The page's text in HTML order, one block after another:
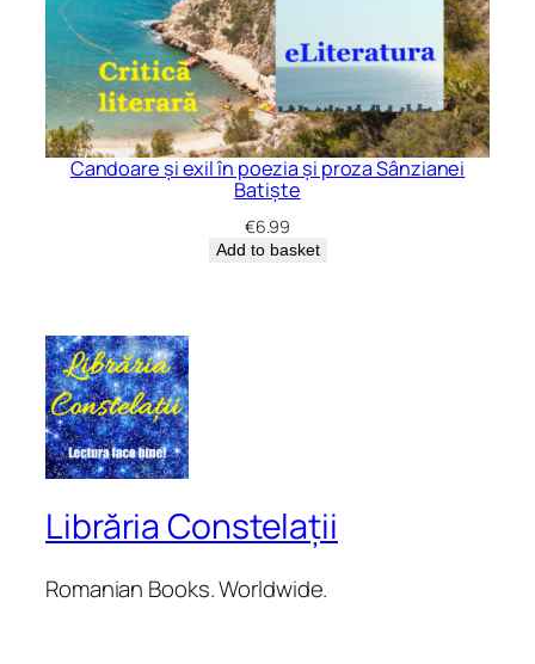
Candoare și exil în poezia și proza Sânzianei
Batiște
€6.99
Add to basket
Librăria Constelații
Romanian Books. Worldwide.